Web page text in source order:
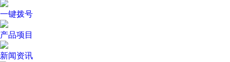
一键拨号
产品项目
新闻资讯